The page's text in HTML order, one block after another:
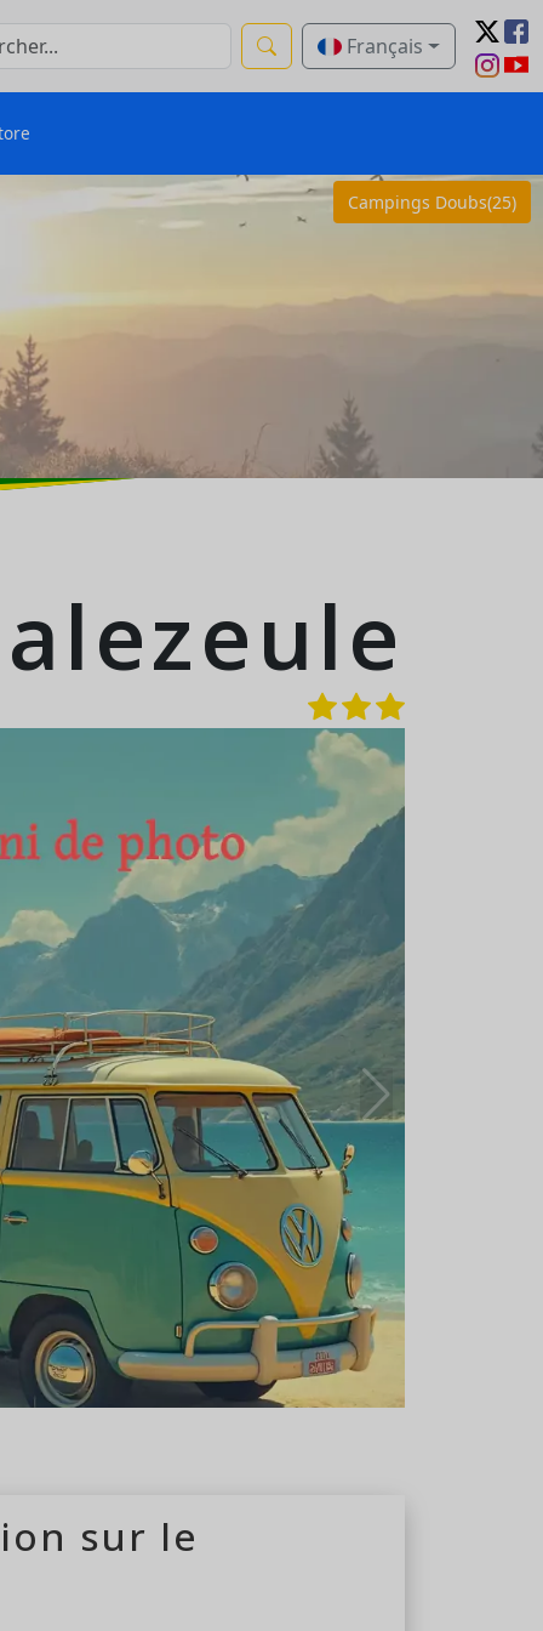
Français
Campings Doubs(25)
26/04 au 06/10
sur le